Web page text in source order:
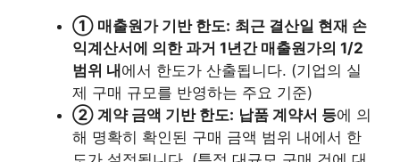
① 매출원가 기반 한도: 최근 결산일 현재 손
익계산서에 의한 과거 1년간 매출원가의 1/2
범위 내 에서 한도가 산출됩니다. (기업의 실
제 구매 규모를 반영하는 주요 기준)
② 계약 금액 기반 한도: 납품 계약서 등에 의
해 명확히 확인된 구매 금액 범위 내에서 한